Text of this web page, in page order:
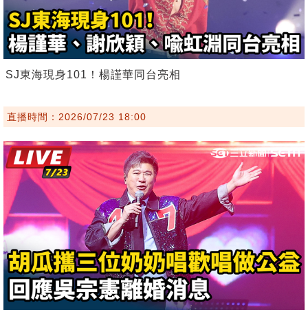
SJ東海現身101！楊謹華同台亮相
直播時間：2026/07/23 18:00